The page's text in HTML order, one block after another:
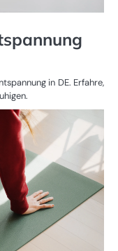
in DE. Erfahre,